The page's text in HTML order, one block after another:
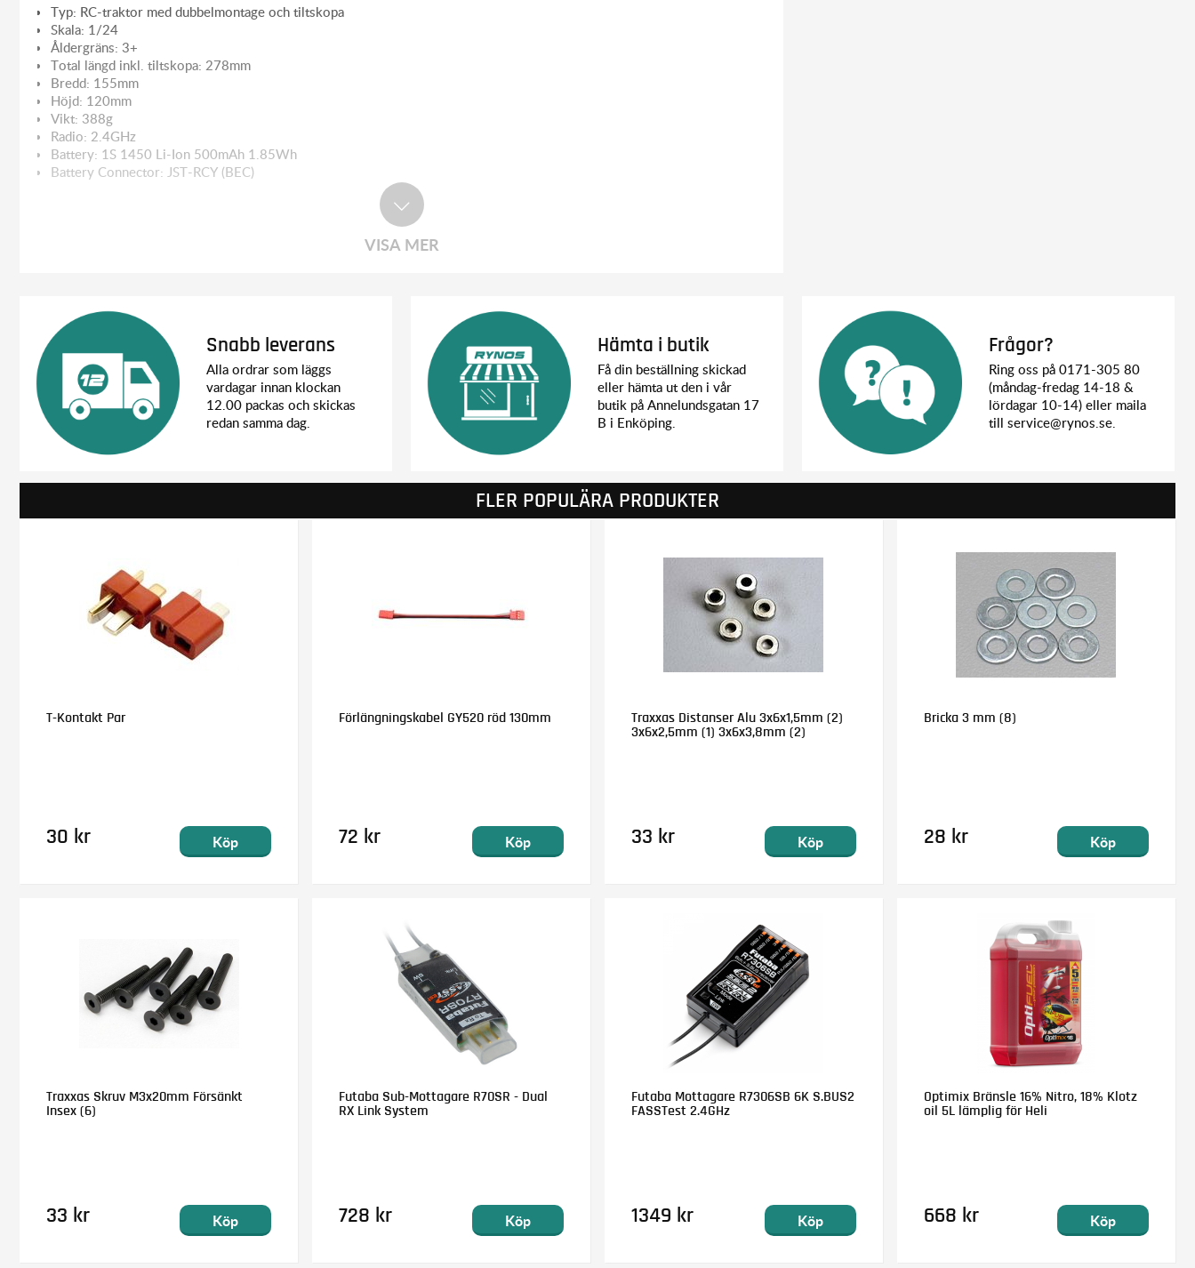
Typ: RC-traktor med dubbelmontage och tiltskopa
Skala: 1/24
Åldergräns: 3+
Total längd inkl. tiltskopa: 278mm
Bredd: 155mm
Höjd: 120mm
Vikt: 388g
Radio: 2.4GHz
Battery: 1S 1450 Li-Ion 500mAh 1.85Wh
Battery Connector: JST-RCY (BEC)
2.4GHz Radio
Batteri: 1S (3.7V) Li-Ion 500mAh
Laddare: USB
Kompletterande tillbehör:
Batterier: 2x AAA Alkaline (för sändare)
VISA MER
Snabb leverans
Alla ordrar som läggs
vardagar innan klockan
12.00 packas och skickas
redan samma dag.
Hämta i butik
Få din beställning skickad
eller hämta ut den i vår
butik på Annelundsgatan 17
B i Enköping.
Frågor?
Ring oss på 0171-305 80
(måndag-fredag 14-18 &
lördagar 10-14) eller maila
till service@rynos.se.
FLER POPULÄRA PRODUKTER
T-Kontakt Par
30 kr Köp
Förlängningskabel GY520 röd 130mm
72 kr Köp
Traxxas Distanser Alu 3x6x1,5mm (2)
3x6x2,5mm (1) 3x6x3,8mm (2)
33 kr Köp
Bricka 3 mm (8)
28 kr Köp
Traxxas Skruv M3x20mm Försänkt
Insex (6)
33 kr Köp
Futaba Sub-Mottagare R70SR - Dual
RX Link System
728 kr Köp
Futaba Mottagare R7306SB 6K S.BUS2
FASSTest 2.4GHz
1349 kr Köp
Optimix Bränsle 16% Nitro, 18% Klotz
oil 5L lämplig för Heli
668 kr Köp